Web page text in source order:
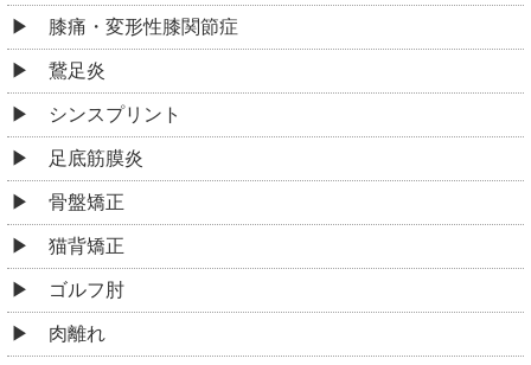
膝痛・変形性膝関節症
鵞足炎
シンスプリント
足底筋膜炎
骨盤矯正
猫背矯正
ゴルフ肘
肉離れ